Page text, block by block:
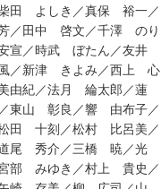
田 よしき／真保 裕一／
／田中 啓文／千澤 のり
宣／時武 ぼたん／友井
／新津 きよみ／西上 心
紀／法月 綸太郎／蓮
東山 彰良／響 由布子／
田 十刻／松村 比呂美／
尾 秀介／三橋 暁／光
部 みゆき／村上 貴史／